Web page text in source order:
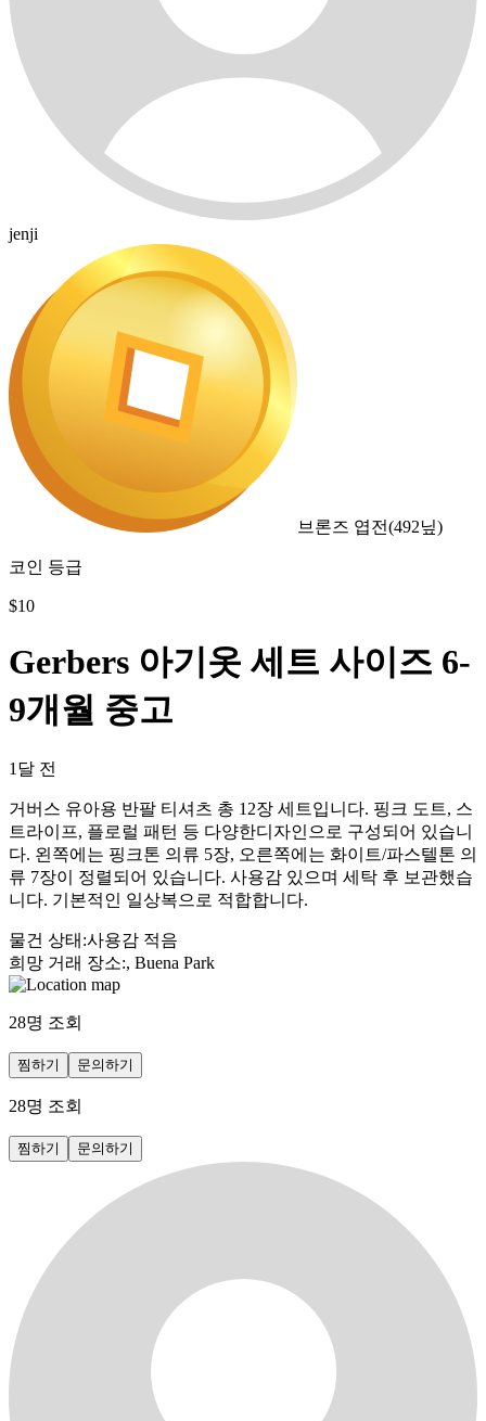
jenji
브론즈 엽전(492닢)
코인 등급
$10
Gerbers 아기옷 세트 사이즈 6-
9개월 중고
1달 전
거버스 유아용 반팔 티셔츠 총 12장 세트입니다. 핑크 도트, 스
트라이프, 플로럴 패턴 등 다양한디자인으로 구성되어 있습니
다. 왼쪽에는 핑크톤 의류 5장, 오른쪽에는 화이트/파스텔톤 의
류 7장이 정렬되어 있습니다. 사용감 있으며 세탁 후 보관했습
니다. 기본적인 일상복으로 적합합니다.
물건 상태 :사용감 적음
희망 거래 장소:, Buena Park
28명 조회
찜하기 문의하기
28명 조회
찜하기 문의하기